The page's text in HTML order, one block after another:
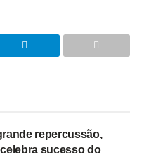
repercussão,
sucesso do